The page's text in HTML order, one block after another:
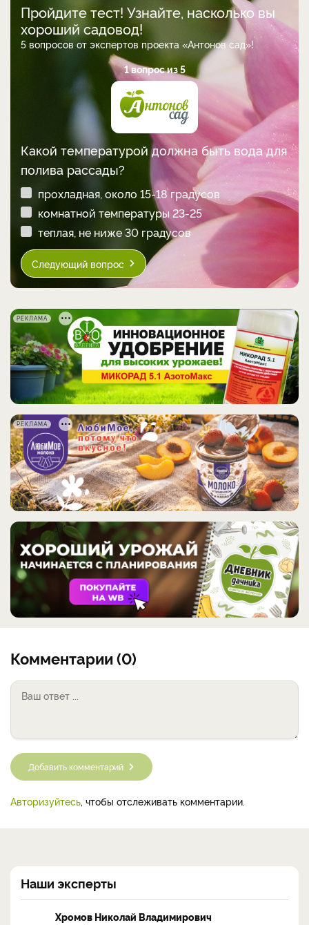
Пройдите тест! Узнайте, насколько вы
хороший садовод!
5 вопросов от экспертов проекта «Антонов сад»!
1 вопрос из 5
Какой температурой должна быть вода для
полива рассады?
прохладная, около 15-18 градусов
комнатной температуры 23-25
теплая, не ниже 30 градусов
Следующий вопрос
РЕКЛАМА
РЕКЛАМА
Комментарии (0)
Добавить комментарий
Авторизуйтесь, чтобы отслеживать комментарии.
Наши эксперты
Хромов Николай Владимирович